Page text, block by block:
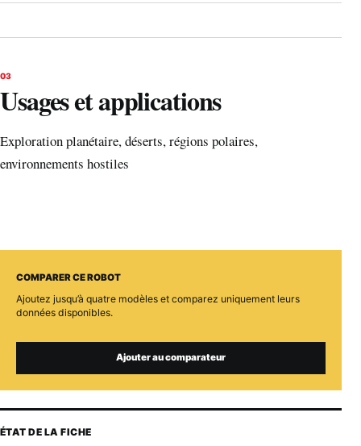
03
Usages et applications
Exploration planétaire, déserts, régions polaires,
environnements hostiles
COMPARER CE ROBOT
Ajoutez jusqu’à quatre modèles et comparez uniquement leurs
données disponibles.
Ajouter au comparateur
ÉTAT DE LA FICHE